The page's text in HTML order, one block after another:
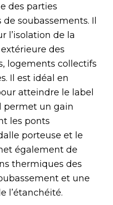
des parties
soubassements. Il
l’isolation de la
des
logements collectifs
Il est idéal en
atteindre le label
permet un gain
les ponts
porteuse et le
également de
thermiques des
et une
l’étanchéité.